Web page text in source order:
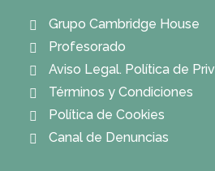
Grupo Cambridge House
Profesorado
Aviso Legal. Política de
Términos y Condiciones
Política de Cookies
Canal de Denuncias